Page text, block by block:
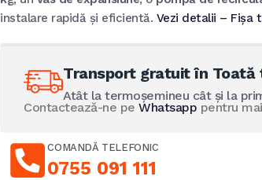
instalare rapidă și eficientă. Vezi detalii – Fișa
Transport gratuit în Toată
Atât la termoșemineu cât și la
Contactează-ne peWhatsapp pentru
COMANDĂ TELEFONIC
0755 091 111